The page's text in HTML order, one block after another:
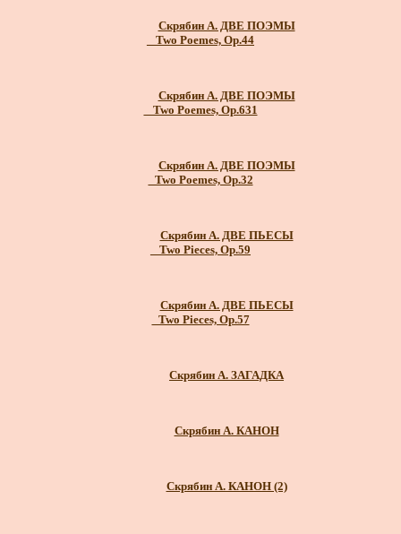
Скрябин А. ДВЕ ПОЭМЫ
_ Two Poemes, Op.44
Скрябин А. ДВЕ ПОЭМЫ
_ Two Poemes, Op.631
Скрябин А. ДВЕ ПОЭМЫ
_Two Poemes, Op.32
Скрябин А. ДВЕ ПЬЕСЫ
_ Two Pieces, Op.59
Скрябин А. ДВЕ ПЬЕСЫ
_Two Pieces, Op.57
Скрябин А. ЗАГАДКА
Скрябин А. КАНОН
Скрябин А. КАНОН (2)